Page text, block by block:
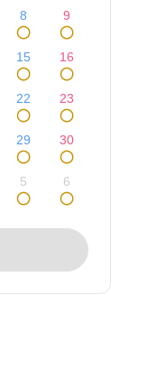
8
◯
9
◯
15
◯
16
◯
22
◯
23
◯
29
◯
30
◯
5
◯
6
◯